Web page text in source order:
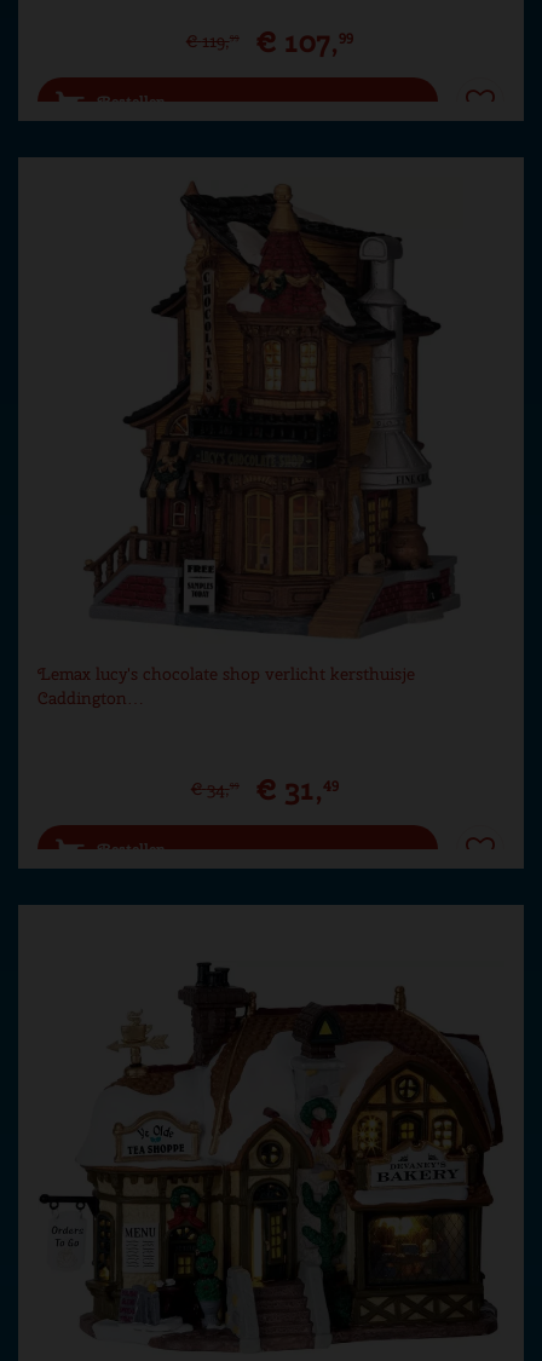
€ 119,99 € 107,99
Bestellen
Lemax lucy's chocolate shop verlicht kersthuisje
Caddington…
€ 34,99 € 31,49
Bestellen